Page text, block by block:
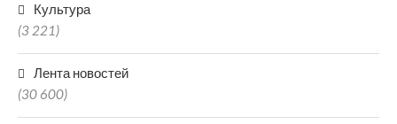
Культура
(3 221)
Лента новостей
(30 600)